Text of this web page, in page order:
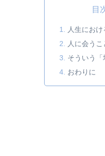
目
人生にお
人に会う
そういう「
おわりに